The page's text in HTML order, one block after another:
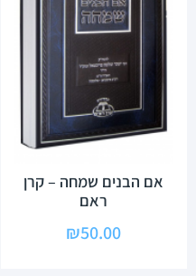
אם הבנים שמחה – קרן
ראם
₪50.00